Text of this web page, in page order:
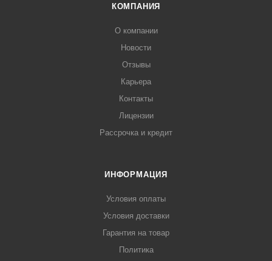
КОМПАНИЯ
О компании
Новости
Отзывы
Карьера
Контакты
Лицензии
Рассрочка и кредит
ИНФОРМАЦИЯ
Условия оплаты
Условия доставки
Гарантия на товар
Политика